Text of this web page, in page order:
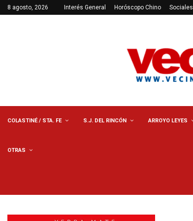
8 agosto, 2026 Interés General Horóscopo Chino Sociales
COLASTINÉ / STA. FE S.J. DEL RINCÓN ARROYO LEYES
OTRAS